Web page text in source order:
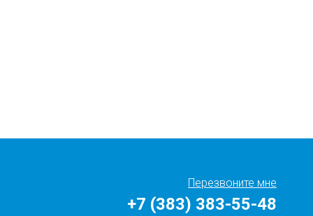
Перезвоните мне
+7 (383) 383-55-48